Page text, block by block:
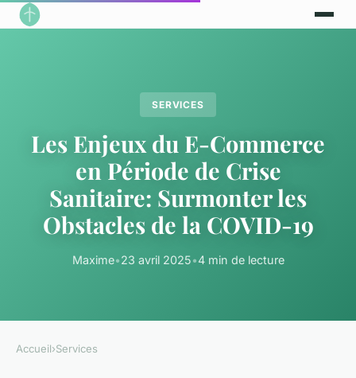
SERVICES
Les Enjeux du E-Commerce
en Période de Crise
Sanitaire: Surmonter les
Obstacles de la COVID-19
Maxime•23 avril 2025•4 min de lecture
Accueil›Services